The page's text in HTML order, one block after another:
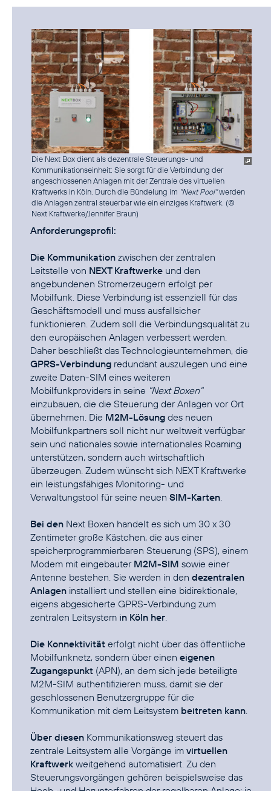
Die Next Box dient als dezentrale Steuerungs- und
Kommunikationseinheit: Sie sorgt für die Verbindung der
angeschlossenen Anlagen mit der Zentrale des virtuellen
Kraftwerks in Köln. Durch die Bündelung im "Next Pool"werden
die Anlagen zentral steuerbar wie ein einziges Kraftwerk. (©
Next Kraftwerke/Jennifer Braun)
Anforderungsprofil:
Die Kommunikation zwischen der zentralen
Leitstelle von NEXT Kraftwerke und den
angebundenen Stromerzeugern erfolgt per
Mobilfunk. Diese Verbindung ist essenziell für das
Geschäftsmodell und muss ausfallsicher
funktionieren. Zudem soll die Verbindungsqualität zu
den europäischen Anlagen verbessert werden.
Daher beschließt das Technologieunternehmen, die
GPRS-Verbindung redundant auszulegen und eine
zweite Daten-SIM eines weiteren
Mobilfunkproviders in seine "Next Boxen"
einzubauen, die die Steuerung der Anlagen vor Ort
übernehmen. Die M2M-Lösung des neuen
Mobilfunkpartners soll nicht nur weltweit verfügbar
sein und nationales sowie internationales Roaming
unterstützen, sondern auch wirtschaftlich
überzeugen. Zudem wünscht sich NEXT Kraftwerke
ein leistungsfähiges Monitoring- und
Verwaltungstool für seine neuen SIM-Karten
Bei den Next Boxen handelt es sich um 30 x 30
Zentimeter große Kästchen, die aus einer
speicherprogrammierbaren Steuerung (SPS), einem
Modem mit eingebauter M2M-SIM sowie einer
Antenne bestehen. Sie werden in den dezentralen
Anlagen installiert und stellen eine bidirektionale,
eigens abgesicherte GPRS-Verbindung zum
zentralen Leitsystem in Köln her
Die Konnektivität erfolgt nicht über das öffentliche
Mobilfunknetz, sondern über einen eigenen
Zugangspunkt (APN), an dem sich jede beteiligte
M2M-SIM authentifizieren muss, damit sie der
geschlossenen Benutzergruppe für die
Kommunikation mit dem Leitsystem beitreten kann
Über diesen Kommunikationsweg steuert das
zentrale Leitsystem alle Vorgänge im virtuellen
Kraftwerk weitgehend automatisiert. Zu den
Steuerungsvorgängen gehören beispielsweise das